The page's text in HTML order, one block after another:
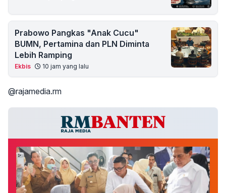
Prabowo Pangkas "Anak Cucu"
BUMN, Pertamina dan PLN Diminta
Lebih Ramping
Ekbis 10 jam yang lalu
@rajamedia.rm